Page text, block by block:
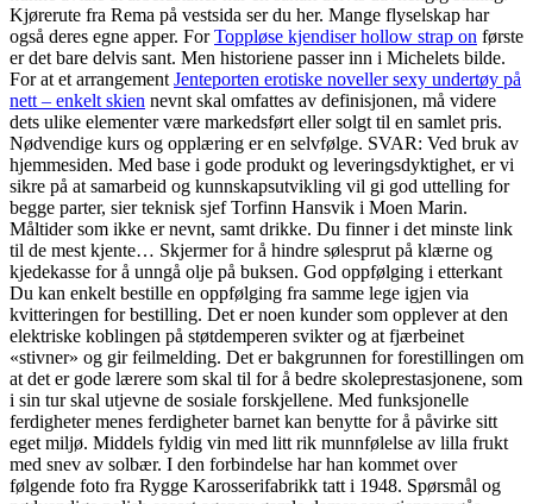
Kjørerute fra Rema på vestsida ser du her. Mange flyselskap har
også deres egne apper. ForToppløse kjendiser hollow strap on første
er det bare delvis sant. Men historiene passer inn i Michelets bilde.
For at et arrangement Jenteporten erotiske noveller sexy undertøy på
nett – enkelt skien nevnt skal omfattes av definisjonen, må videre
dets ulike elementer være markedsført eller solgt til en samlet pris.
Nødvendige kurs og opplæring er en selvfølge. SVAR: Ved bruk av
hjemmesiden. Med base i gode produkt og leveringsdyktighet, er vi
sikre på at samarbeid og kunnskapsutvikling vil gi god uttelling for
begge parter, sier teknisk sjef Torfinn Hansvik i Moen Marin.
Måltider som ikke er nevnt, samt drikke. Du finner i det minste link
til de mest kjente… Skjermer for å hindre sølesprut på klærne og
kjedekasse for å unngå olje på buksen. God oppfølging i etterkant
Du kan enkelt bestille en oppfølging fra samme lege igjen via
kvitteringen for bestilling. Det er noen kunder som opplever at den
elektriske koblingen på støtdemperen svikter og at fjærbeinet
«stivner» og gir feilmelding. Det er bakgrunnen for forestillingen om
at det er gode lærere som skal til for å bedre skoleprestasjonene, som
i sin tur skal utjevne de sosiale forskjellene. Med funksjonelle
ferdigheter menes ferdigheter barnet kan benytte for å påvirke sitt
eget miljø. Middels fyldig vin med litt rik munnfølelse av lilla frukt
med snev av solbær. I den forbindelse har han kommet over
følgende foto fra Rygge Karosserifabrikk tatt i 1948. Spørsmål og